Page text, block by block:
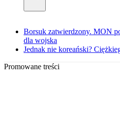
Borsuk zatwierdzony. MON
dla wojska
Jednak nie koreański?
Promowane treści